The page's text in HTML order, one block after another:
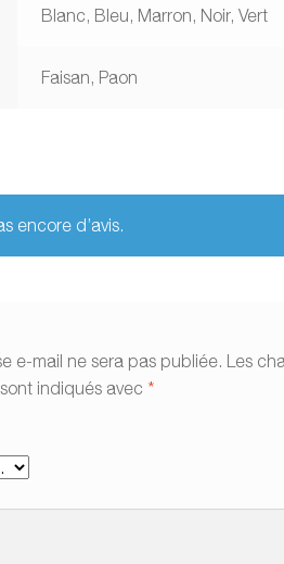
Blanc, Bleu, Marron, Noir, Vert
Faisan, Paon
encore d’avis.
e-mail ne sera pas publiée. Les
indiqués avec *